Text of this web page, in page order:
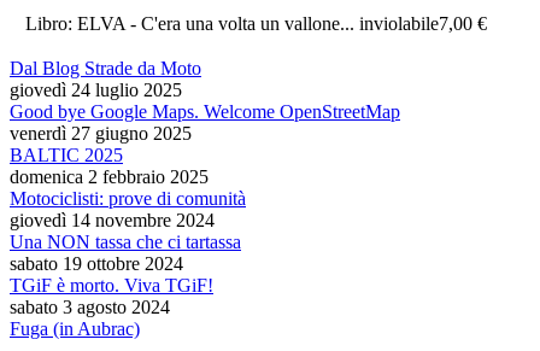
Libro: ELVA - C'era una volta un vallone... inviolabile7,00 €
Dal Blog Strade da Moto
giovedì 24 luglio 2025
Good bye Google Maps. Welcome OpenStreetMap
venerdì 27 giugno 2025
BALTIC 2025
domenica 2 febbraio 2025
Motociclisti: prove di comunità
giovedì 14 novembre 2024
Una NON tassa che ci tartassa
sabato 19 ottobre 2024
TGiF è morto. Viva TGiF!
sabato 3 agosto 2024
Fuga (in Aubrac)